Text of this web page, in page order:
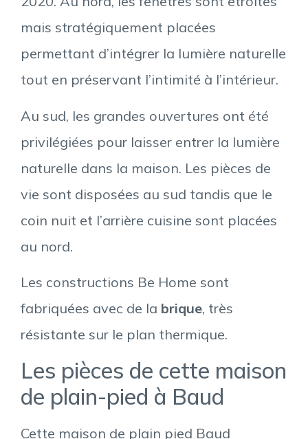
mais stratégiquement placées
permettant d’intégrer la lumière naturelle
tout en préservant l’intimité à l’intérieur.
Au sud, les grandes ouvertures ont été
privilégiées pour laisser entrer la lumière
naturelle dans la maison. Les pièces de
vie sont disposées au sud tandis que le
coin nuit et l’arrière cuisine sont placées
au nord.
Les constructions Be Home sont
fabriquées avec de la brique, très
résistante sur le plan thermique.
Les pièces de cette maison
de plain-pied à Baud
Cette maison de plain pied Baud